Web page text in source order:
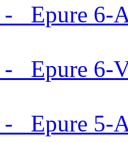
Epure 6-
Epure 6-
Epure 5-